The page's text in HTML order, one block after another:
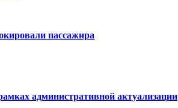
пассажира
административной актуализации